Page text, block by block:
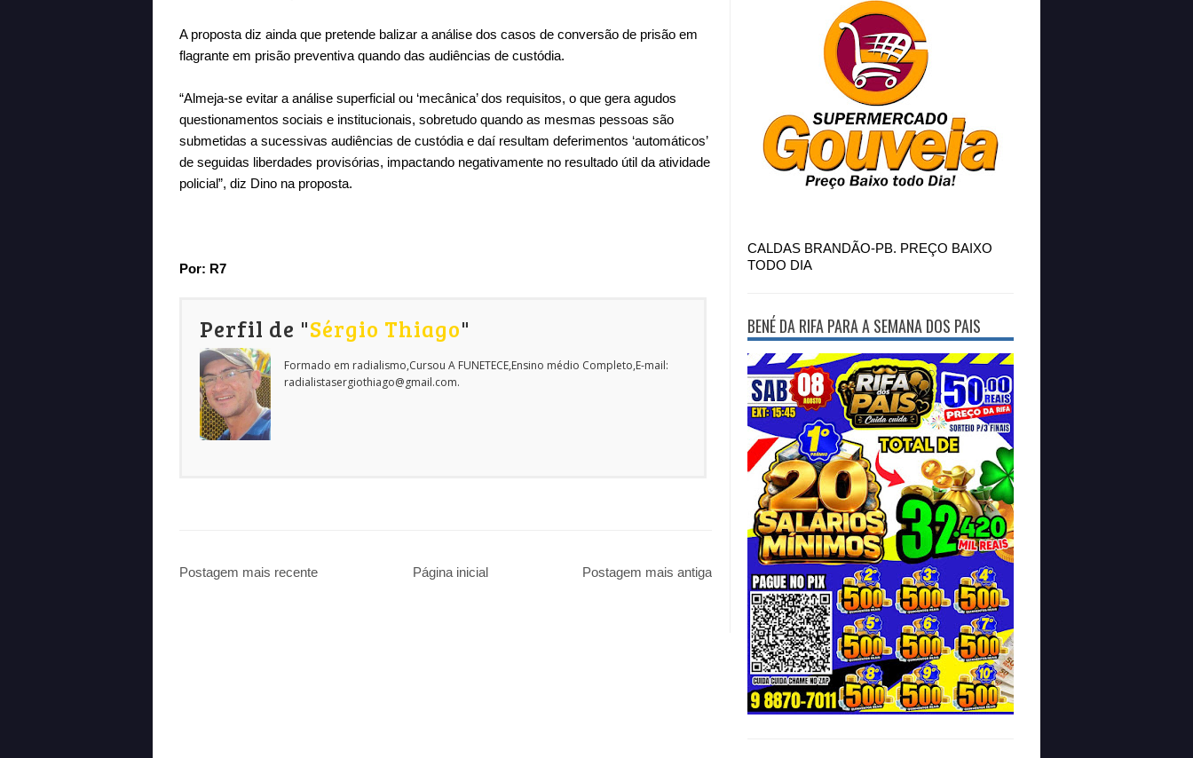
A proposta diz ainda que pretende balizar a análise dos casos de conversão de prisão em
flagrante em prisão preventiva quando das audiências de custódia.
“Almeja-se evitar a análise superficial ou ‘mecânica’ dos requisitos, o que gera agudos
questionamentos sociais e institucionais, sobretudo quando as mesmas pessoas são
submetidas a sucessivas audiências de custódia e daí resultam deferimentos ‘automáticos’
de seguidas liberdades provisórias, impactando negativamente no resultado útil da atividade
policial”, diz Dino na proposta.
Por: R7
Perfil de "Sérgio Thiago"
Formado em radialismo,Cursou A FUNETECE,Ensino médio Completo,E-mail:
radialistasergiothiago@gmail.com.
Postagem mais recente Postagem mais antiga
Página inicial
CALDAS BRANDÃO-PB. PREÇO BAIXO
TODO DIA
BENÉ DA RIFA PARA A SEMANA DOS PAIS